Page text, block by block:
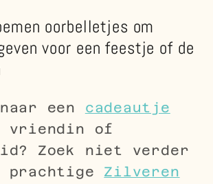
oorbelletjes om
voor een feestje of de
een cadeautje
vriendin of
Zoek niet verder
prachtige Zilveren